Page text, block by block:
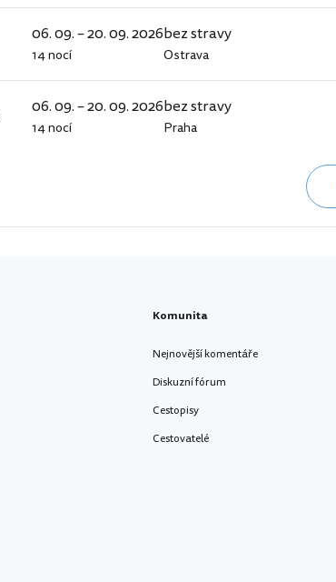
06. 09. – 20. 09. 2026
14 nocí
bez stravy
Ostrava
06. 09. – 20. 09. 2026
14 nocí
bez stravy
Praha
Komunita
Nejnovější komentáře
Diskuzní fórum
Cestopisy
Cestovatelé